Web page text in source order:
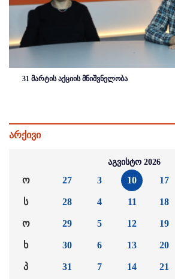
31 მარტის აქციის მნიშვნელობა
არქივი
აგვისტო 2026
ო
ს
ო
ხ
პ
27
28
29
30
31
3
4
5
6
7
10
11
12
13
14
17
18
19
20
21